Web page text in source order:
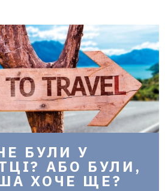
БУЛИ У
АБО БУЛИ,
ХОЧЕ ЩЕ?